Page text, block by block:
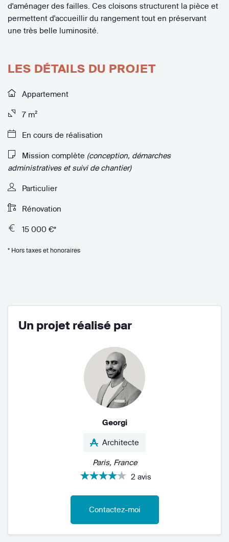
d'aménager des failles. Ces cloisons structurent la pièce et
permettent d'accueillir du rangement tout en préservant
une très belle luminosité.
LES DÉTAILS DU PROJET
Appartement
7 m²
En cours de réalisation
Mission complète (conception, démarches
administratives et suivi de chantier)
Particulier
Rénovation
15 000 €*
* Hors taxes et honoraires
Un projet réalisé par
Georgi
Architecte
Paris, France
2 avis
Contactez-moi